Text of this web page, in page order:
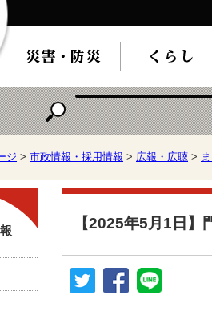
ジ > 市政情報・採用情報 > 広報・広聴 >
【2025年5月1日】